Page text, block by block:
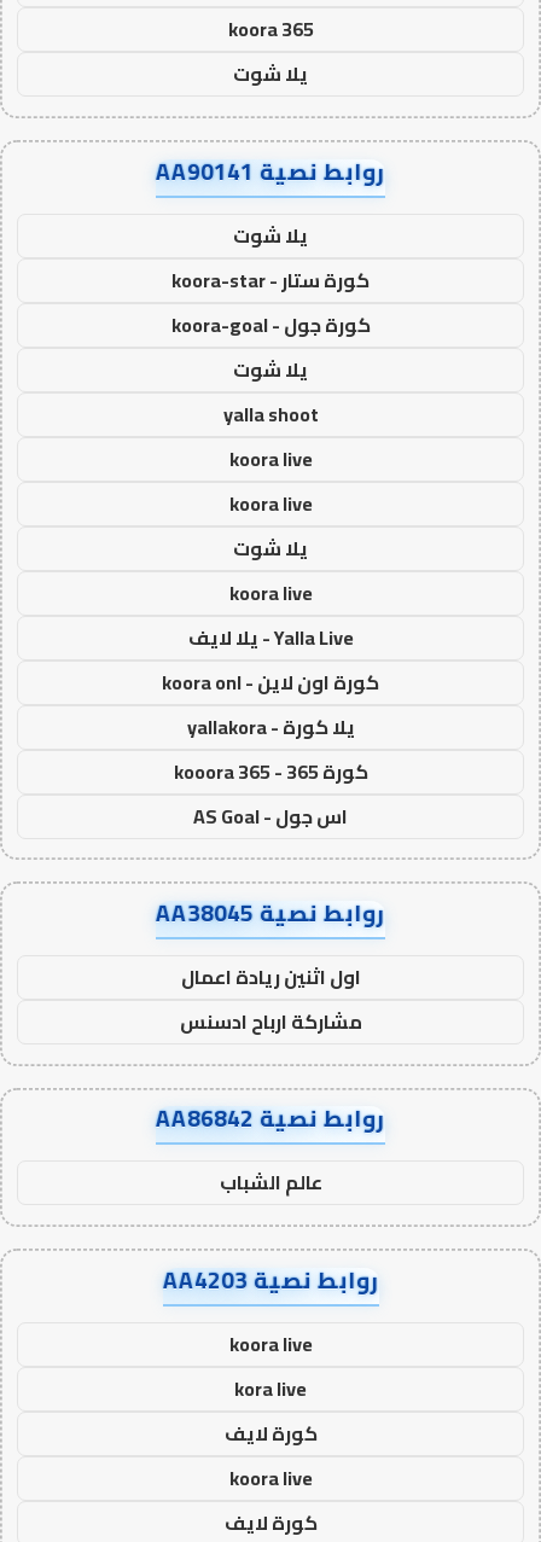
koora 365
يلا شوت
روابط نصية AA90141
يلا شوت
كورة ستار - koora-star
كورة جول - koora-goal
يلا شوت
yalla shoot
koora live
koora live
يلا شوت
koora live
Yalla Live - يلا لايف
كورة اون لاين - koora onl
يلا كورة - yallakora
كورة 365 - kooora 365
اس جول - AS Goal
روابط نصية AA38045
اول اثنين ريادة اعمال
مشاركة ارباح ادسنس
روابط نصية AA86842
عالم الشباب
روابط نصية AA4203
koora live
kora live
كورة لايف
koora live
كورة لايف